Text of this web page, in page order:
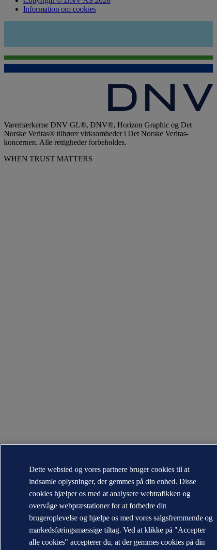
Information om cookies
Varemærkerne DNV GL®, DNV®, Horizon Graphic og Det
Norske Veritas® tilhører virksomheder i Det Norske Veritas-
koncernen. Alle rettigheder forbeholdes.
WHEN TRUST MATTERS
Dette websted og vores partnere bruger cookies til at
indsamle oplysninger, der gemmes på din enhed. Disse
cookies hjælper os med at analysere webtrafikken og
overvåge webpræstationer for at forbedre din
brugeroplevelse og hjælpe os med vores salgsfremmende og
markedsføringsmæssige tiltag. Ved at klikke på "Accepter
alle cookies" accepterer du, at der gemmes cookies på din